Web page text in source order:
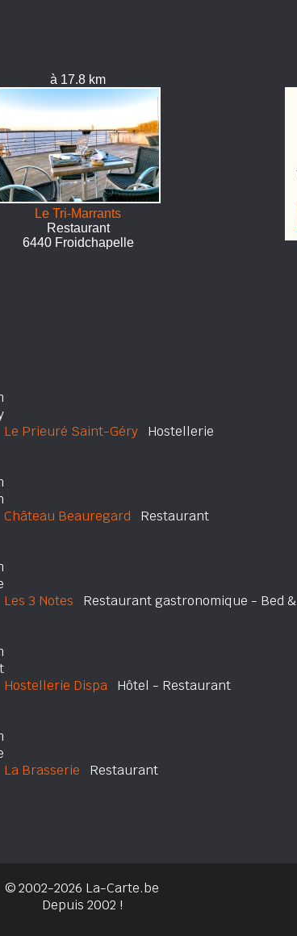
à 17.8 km
Le Tri-Marrants
Restaurant
6440 Froidchapelle
Le Prieuré Saint-Géry Hostellerie
Château Beauregard Restaurant
Les 3 Notes Restaurant gastronomique - Bed
Hostellerie Dispa Hôtel - Restaurant
La Brasserie Restaurant
© 2002-2026 La-Carte.be
Depuis 2002 !